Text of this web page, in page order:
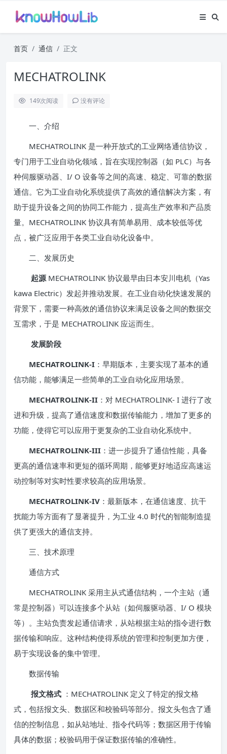
首页 通信 正文
MECHATROLINK
149次阅读 没有评论
一、介绍
MECHATROLINK 是一种开放式的工业网络通信协议，
专门用于工业自动化领域，旨在实现控制器（如 PLC）与各
种伺服驱动器、I/ O 设备等之间的高速、稳定、可靠的数据
通信。它为工业自动化系统提供了高效的通信解决方案，有
助于提升设备之间的协同工作能力，提高生产效率和产品质
量。MECHATROLINK 协议具有简单易用、成本较低等优
点，被广泛应用于各类工业自动化设备中。
二、发展历史
起源 MECHATROLINK 协议最早由日本安川电机（Yas
kawa Electric）发起并推动发展。在工业自动化快速发展的
背景下，需要一种高效的通信协议来满足设备之间的数据交
互需求，于是 MECHATROLINK 应运而生。
发展阶段
MECHATROLINK-I ：早期版本，主要实现了基本的通
信功能，能够满足一些简单的工业自动化应用场景。
MECHATROLINK-II ：对 MECHATROLINK- I 进行了改
进和升级，提高了通信速度和数据传输能力，增加了更多的
功能，使得它可以应用于更复杂的工业自动化系统中。
MECHATROLINK-III ：进一步提升了通信性能，具备
更高的通信速率和更短的循环周期，能够更好地适应高速运
动控制等对实时性要求较高的应用场景。
MECHATROLINK-IV ：最新版本，在通信速度、抗干
扰能力等方面有了显著提升，为工业 4.0 时代的智能制造提
供了更强大的通信支持。
三、技术原理
通信方式
MECHATROLINK 采用主从式通信结构，一个主站（通
常是控制器）可以连接多个从站（如伺服驱动器、I/ O 模块
等）。主站负责发起通信请求，从站根据主站的指令进行数
据传输和响应。这种结构使得系统的管理和控制更加方便，
易于实现设备的集中管理。
数据传输
报文格式 ：MECHATROLINK 定义了特定的报文格
式，包括报文头、数据区和校验码等部分。报文头包含了通
信的控制信息，如从站地址、指令代码等；数据区用于传输
具体的数据；校验码用于保证数据传输的准确性。